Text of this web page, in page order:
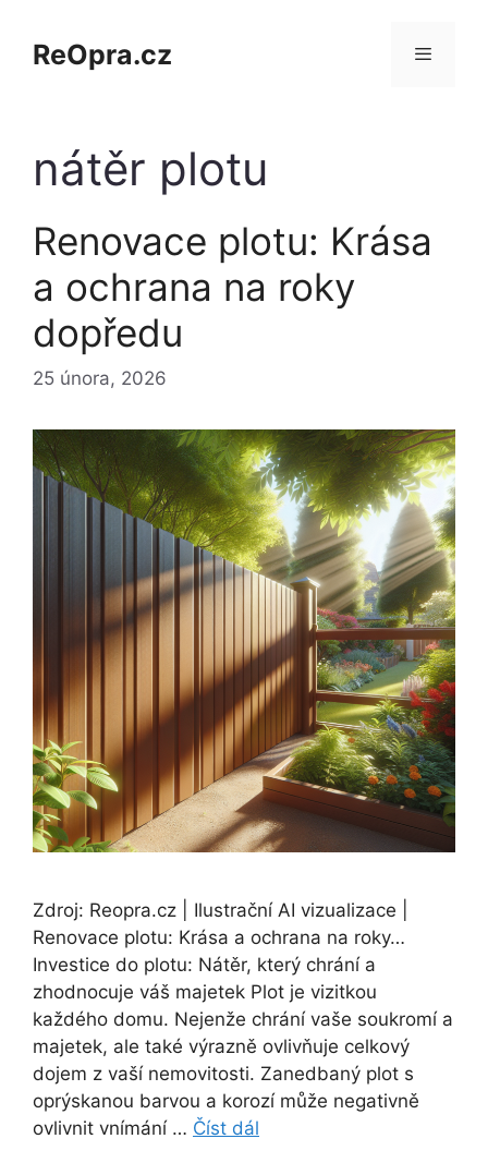
obsahReOpra.cz
nátěr plotu
Renovace plotu: Krása
a ochrana na roky
dopředu
25 února, 2026
Zdroj: Reopra.cz | Ilustrační AI vizualizace |
Renovace plotu: Krása a ochrana na roky…
Investice do plotu: Nátěr, který chrání a
zhodnocuje váš majetek Plot je vizitkou
každého domu. Nejenže chrání vaše soukromí a
majetek, ale také výrazně ovlivňuje celkový
dojem z vaší nemovitosti. Zanedbaný plot s
oprýskanou barvou a korozí může negativně
ovlivnit vnímání … Číst dál